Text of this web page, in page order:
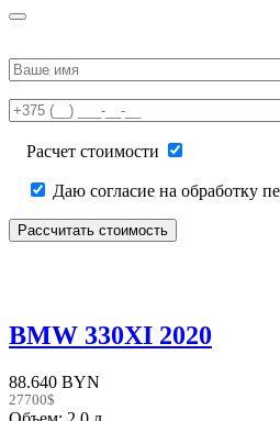
leave
field
empty.
Расчет стоимости
Даю согласие на обработку
BMW 330XI 2020
88.640 BYN
27700$